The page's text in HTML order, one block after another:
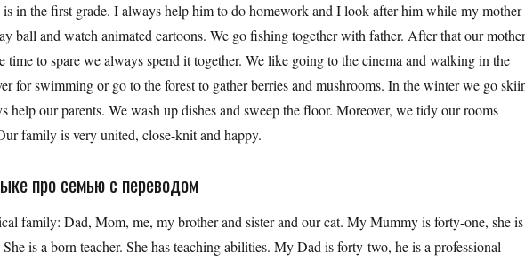
is in the first grade. I always help him to do homework and I look after him while my mother
ball and watch animated cartoons. We go fishing together with father. After that our
to spare we always spend it together. We like going to the cinema and walking in the
for swimming or go to the forest to gather berries and mushrooms. In the winter we go
help our parents. We wash up dishes and sweep the floor. Moreover, we tidy our rooms
family is very united, close-knit and happy.
про семью с переводом
family: Dad, Mom, me, my brother and sister and our cat. My Mummy is forty-one, she is
is a born teacher. She has teaching abilities. My Dad is forty-two, he is a professional